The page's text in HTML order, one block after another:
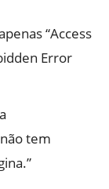
“Access
Error
tem